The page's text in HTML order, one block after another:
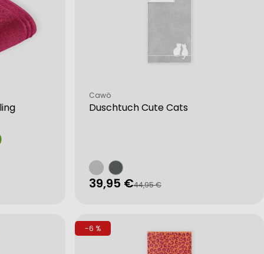
Duschtuch Cute Cats
Verkäufer:
Cawö
Verkaufspreis
39,95 €
Regulärer44,95 €
-6 %